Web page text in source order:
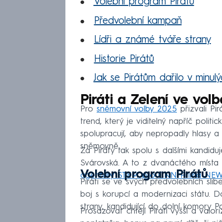
Volební program Pirátů
Předvolební kampaň
Lídři a známé tváře strany
Historie Pirátů
Jak se Pirátům dařilo v
Piráti a Zelení ve
Pro sněmovní volby 2025 přizvali
trend, který je viditelný napříč
spolupracují, aby nepropadly hlasy
sněmovně.
Za Piráty tak spolu s dalšími
Svárovská. A to z dvanáctého
agentury STEM pro CNN Prima
Volební program Pirátů
Piráti se ve svých předvolebních
boj s korupcí a modernizaci státu.
strany, kandidující do dolní komory
Prosazovat chtějí Piráti vyšší a